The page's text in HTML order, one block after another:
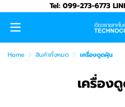
Tel: 099-273-6773
Home สินค้าทั้งหมด เครื่องดูดฝุ่น
เครื่อง